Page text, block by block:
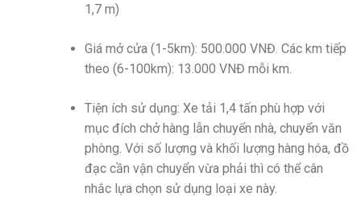
1,7 m)
Giá mở cửa (1-5km): 500.000 VNĐ. Các km tiếp
theo (6-100km): 13.000 VNĐ mỗi km.
Tiện ích sử dụng: Xe tải 1,4 tấn phù hợp với
mục đích chở hàng lẫn chuyển nhà, chuyển văn
phòng. Với số lượng và khối lượng hàng hóa, đồ
đạc cần vận chuyển vừa phải thì có thể cân
nhắc lựa chọn sử dụng loại xe này.